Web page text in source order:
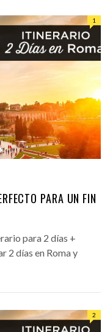
1
PARA UN FIN
para 2 días +
2 días en Roma y
2